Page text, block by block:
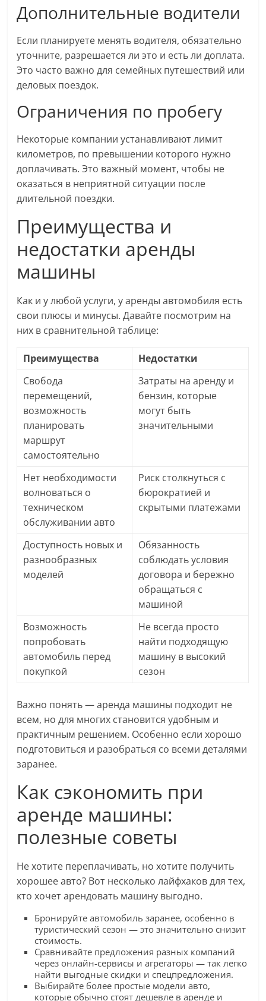
Дополнительные водители
Если планируете менять водителя, обязательно
уточните, разрешается ли это и есть ли доплата.
Это часто важно для семейных путешествий или
деловых поездок.
Ограничения по пробегу
Некоторые компании устанавливают лимит
километров, по превышении которого нужно
доплачивать. Это важный момент, чтобы не
оказаться в неприятной ситуации после
длительной поездки.
Преимущества и
недостатки аренды
машины
Как и у любой услуги, у аренды автомобиля есть
свои плюсы и минусы. Давайте посмотрим на
них в сравнительной таблице:
Преимущества
Недостатки
Свобода
перемещений,
возможность
планировать
маршрут
самостоятельно
Затраты на аренду и
бензин, которые
могут быть
значительными
Нет необходимости
волноваться о
техническом
обслуживании авто
Риск столкнуться с
бюрократией и
скрытыми платежами
Доступность новых и
разнообразных
моделей
Обязанность
соблюдать условия
договора и бережно
обращаться с
машиной
Возможность
попробовать
автомобиль перед
покупкой
Не всегда просто
найти подходящую
машину в высокий
сезон
Важно понять — аренда машины подходит не
всем, но для многих становится удобным и
практичным решением. Особенно если хорошо
подготовиться и разобраться со всеми деталями
заранее.
Как сэкономить при
аренде машины:
полезные советы
Не хотите переплачивать, но хотите получить
хорошее авто? Вот несколько лайфхаков для тех,
кто хочет арендовать машину выгодно.
Бронируйте автомобиль заранее, особенно в
туристический сезон — это значительно снизит
стоимость.
Сравнивайте предложения разных компаний
через онлайн-сервисы и агрегаторы — так легко
найти выгодные скидки и спецпредложения.
Выбирайте более простые модели авто,
которые обычно стоят дешевле в аренде и